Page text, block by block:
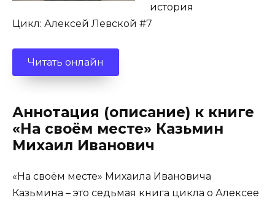
история
Цикл: Алексей Левской #7
Читать онлайн
Аннотация (описание) к книге
«На своём месте» Казьмин
Михаил Иванович
«На своём месте» Михаила Ивановича
Казьмина – это седьмая книга цикла о Алексее